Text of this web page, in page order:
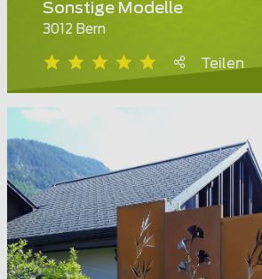
Sonstige Modelle
3012 Bern
Teilen